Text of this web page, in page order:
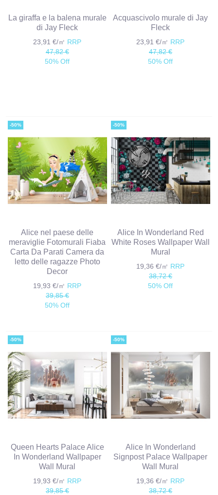
La giraffa e la balena murale
di Jay Fleck
23,91 €/㎡ RRP
47,82 €
50% Off
Acquascivolo murale di Jay
Fleck
23,91 €/㎡ RRP
47,82 €
50% Off
-50%
Alice nel paese delle
meraviglie Fotomurali Fiaba
Carta Da Parati Camera da
letto delle ragazze Photo
Decor
19,93 €/㎡ RRP
39,85 €
50% Off
-50%
Alice In Wonderland Red
White Roses Wallpaper Wall
Mural
19,36 €/㎡ RRP
38,72 €
50% Off
-50%
Queen Hearts Palace Alice
In Wonderland Wallpaper
Wall Mural
19,93 €/㎡ RRP
39,85 €
-50%
Alice In Wonderland
Signpost Palace Wallpaper
Wall Mural
19,36 €/㎡ RRP
38,72 €